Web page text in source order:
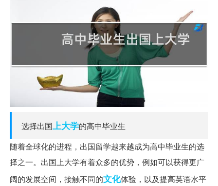
选择出国上大学的高中毕业生
随着全球化的进程，出国留学越来越成为高中毕业生的选
择之一。出国上大学有着众多的优势，例如可以获得更广
阔的发展空间，接触不同的文化体验，以及提高英语水平